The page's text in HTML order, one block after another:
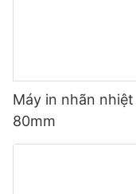
Máy in nhãn nhiệt
80mm